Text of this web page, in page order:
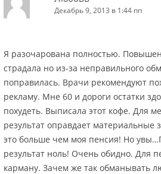
Декабрь 9, 2013 в 1:44 пп
Я разочарована полностью.
страдала но из-за неправильного
поправилась. Врачи рекомендуют
рекламу. Мне 60 и дороги остатки
похудеть. Выписала этот кофе. Для
результат оправдает
это больше чем моя пенсия! Но
результат ноль! Очень обидно. Для
карману. Зачем же так обманывать